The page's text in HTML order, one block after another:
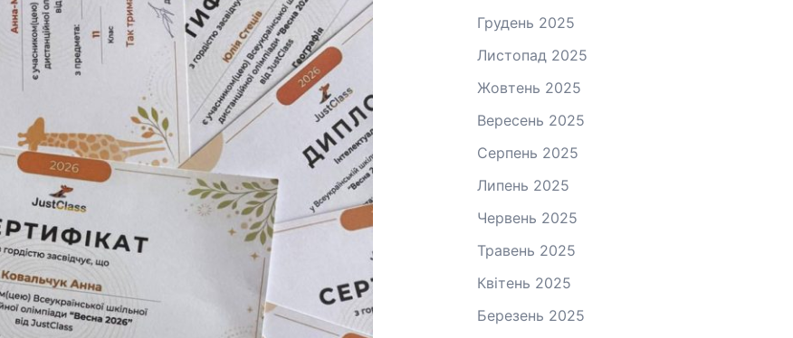
Грудень 2025
Листопад 2025
Жовтень 2025
Вересень 2025
Серпень 2025
Липень 2025
Червень 2025
Травень 2025
Квітень 2025
Березень 2025